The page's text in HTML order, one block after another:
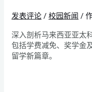
发表评论 /校园新闻 /
深入剖析马来西亚亚太
包括学费减免、奖学金
留学新篇章。